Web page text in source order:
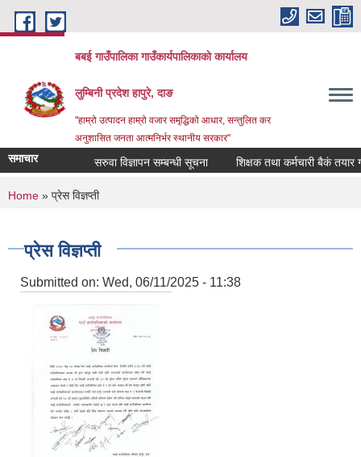
Skip to main content
बबई गाउँपालिका गाउँकार्यपालिकाकाे कार्यालय
लुम्बिनी प्रदेश हापुरे, दाङ
"हाम्रो उत्पादन हाम्रो वजार समृद्धिको आधार, सन्तुलित कर
अनुशासित जनता आत्मनिर्भर स्थानीय सरकार"
समाचार सरुवा विज्ञापन सम्बन्धी सूचना शिक्षक तथा कर्मचारी बैकं तयार गर्ने
You are here
Home » प्रेस विज्ञप्ती
प्रेस विज्ञप्ती
Submitted on: Wed, 06/11/2025 - 11:38